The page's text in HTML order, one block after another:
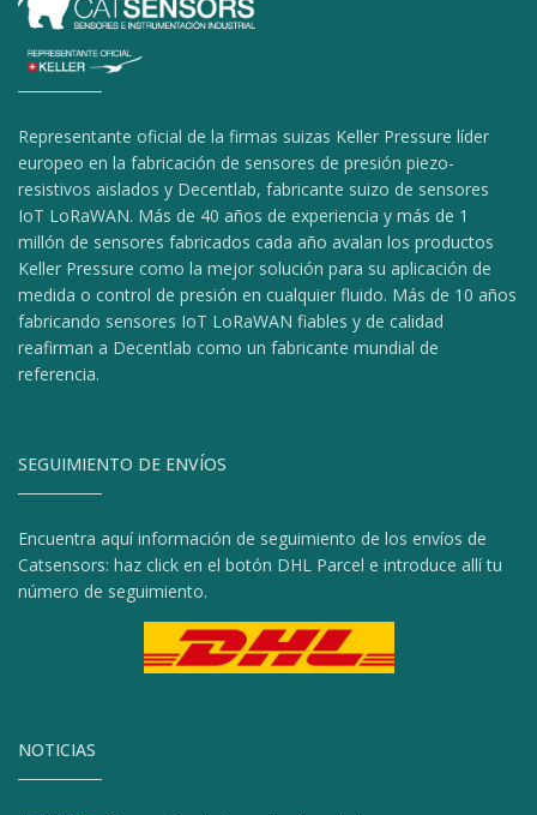
Representante oficial de la firmas suizas Keller Pressure líder
europeo en la fabricación de sensores de presión piezo-
resistivos aislados y Decentlab, fabricante suizo de sensores
IoT LoRaWAN. Más de 40 años de experiencia y más de 1
millón de sensores fabricados cada año avalan los productos
Keller Pressure como la mejor solución para su aplicación de
medida o control de presión en cualquier fluido. Más de 10 años
fabricando sensores IoT LoRaWAN fiables y de calidad
reafirman a Decentlab como un fabricante mundial de
referencia.
SEGUIMIENTO DE ENVÍOS
Encuentra aquí información de seguimiento de los envíos de
Catsensors: haz click en el botón DHL Parcel e introduce allí tu
número de seguimiento.
NOTICIAS